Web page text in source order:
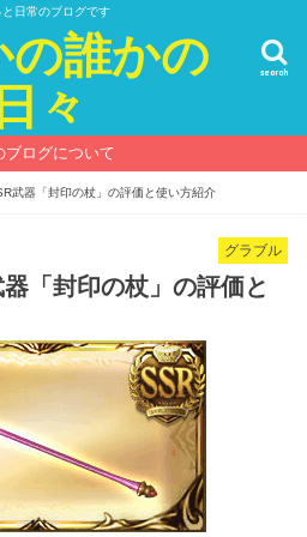
と日常のブログです
の誰かの
日々
search
ブログについて
武器「封印の杖」の評価と使い方紹介
グラブル
器「封印の杖」の評価と